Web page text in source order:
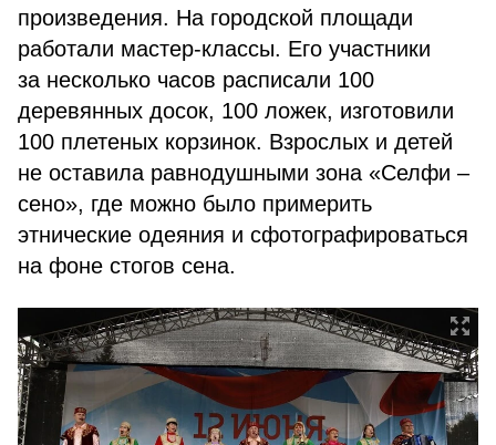
произведения. На городской площади
работали мастер-классы. Его участники
за несколько часов расписали 100
деревянных досок, 100 ложек, изготовили
100 плетеных корзинок. Взрослых и детей
не оставила равнодушными зона «Селфи –
сено», где можно было примерить
этнические одеяния и сфотографироваться
на фоне стогов сена.